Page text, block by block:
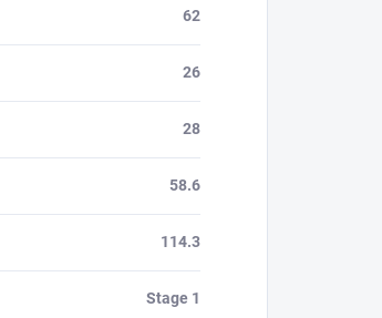
62
26
28
58.6
114.3
Stage 1